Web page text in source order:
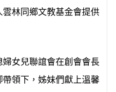
林同鄉文教基金會提供
女兒聯誼會在創會會長
領下，姊妹們獻上溫馨